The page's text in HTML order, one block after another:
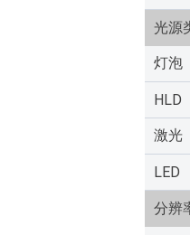
光源
灯泡
HLD
激光
LED
分辨